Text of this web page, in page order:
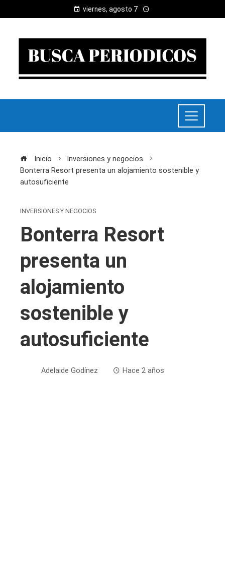
viernes, agosto 7
Inicio
Inversiones y negocios
Bonterra Resort presenta un alojamiento sostenible y
autosuficiente
INVERSIONES Y NEGOCIOS
Bonterra Resort
presenta un
alojamiento
sostenible y
autosuficiente
Adelaide Godínez Hace 2 años